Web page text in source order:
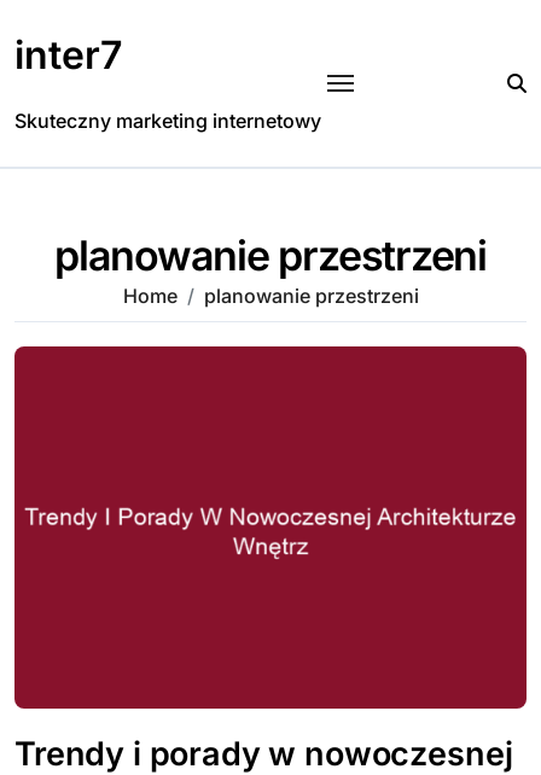
to
content
inter7
Skuteczny marketing internetowy
planowanie przestrzeni
Home planowanie przestrzeni
Trendy i porady w nowoczesnej